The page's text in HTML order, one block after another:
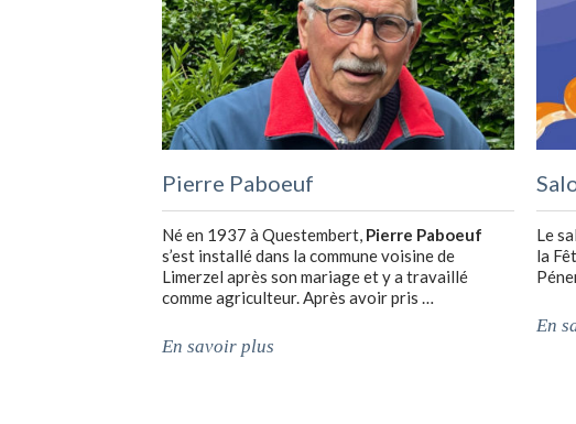
Pierre Paboeuf
Né en 1937 à Questembert, Pierre Paboeuf
s’est installé dans la commune voisine de
Limerzel après son mariage et y a travaillé
comme agriculteur. Après avoir pris …
En savoir plus
Le
la
En